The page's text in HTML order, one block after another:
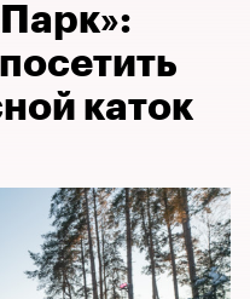
каток